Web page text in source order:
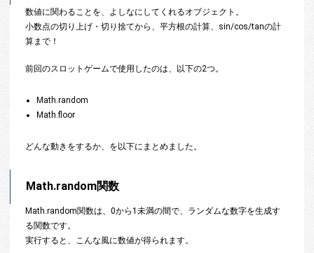
数値に関わることを、よしなにしてくれるオブジェクト。
小数点の切り上げ・切り捨てから、平方根の計算、sin/cos/tanの計
算まで！
前回のスロットゲームで使用したのは、以下の2つ。
Math.random
Math.floor
どんな動きをするか、を以下にまとめました。
Math.random関数
Math.random関数は、0から1未満の間で、ランダムな数字を生成す
る関数です。
実行すると、こんな風に数値が得られます。